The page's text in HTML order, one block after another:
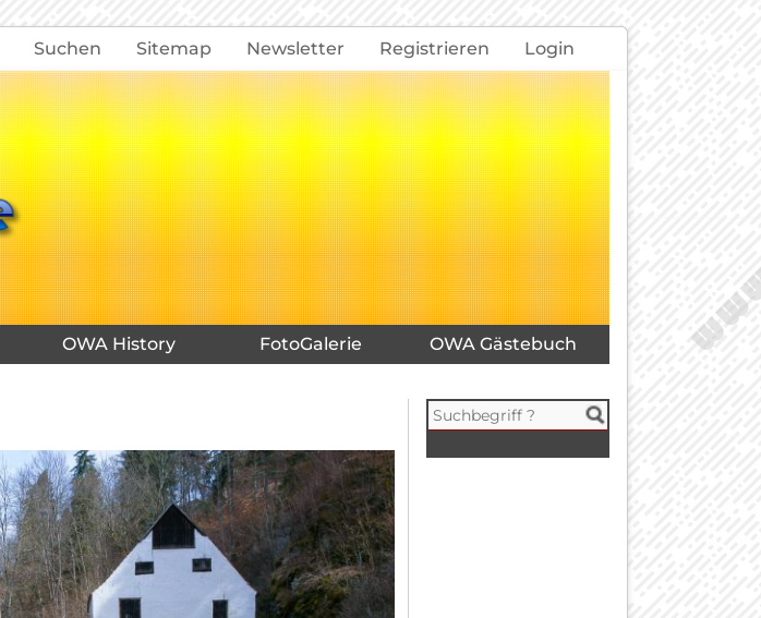
Suchen Sitemap Newsletter Registrieren Login
OWA History FotoGalerie OWA Gästebuch